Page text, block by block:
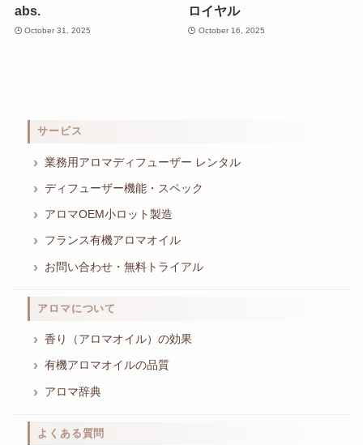
abs.
October 31, 2025
ロイヤル
October 16, 2025
サービス
業務用アロマディフューザー レンタル
ディフューザー機能・スペック
アロマOEM小ロット製造
フランス有機アロマオイル
お問い合わせ・無料トライアル
アロマについて
香り（アロマオイル）の効果
有機アロマオイルの品質
アロマ辞典
よくある質問